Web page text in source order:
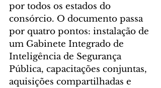
por todos os estados do
consórcio. O documento passa
por quatro pontos: instalação de
um Gabinete Integrado de
Inteligência de Segurança
Pública, capacitações conjuntas,
aquisições compartilhadas e